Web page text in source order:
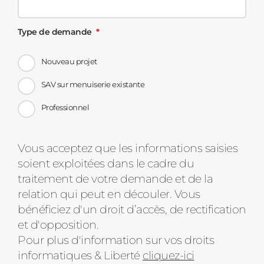
Type de demande
Nouveau projet
SAV sur menuiserie existante
Professionnel
Message
d'état
Vous acceptez que les informations saisies
soient exploitées dans le cadre du
traitement de votre demande et de la
relation qui peut en découler. Vous
bénéficiez d'un droit d’accès, de rectification
et d'opposition.
Pour plus d'information sur vos droits
informatiques & Liberté cliquez-ici